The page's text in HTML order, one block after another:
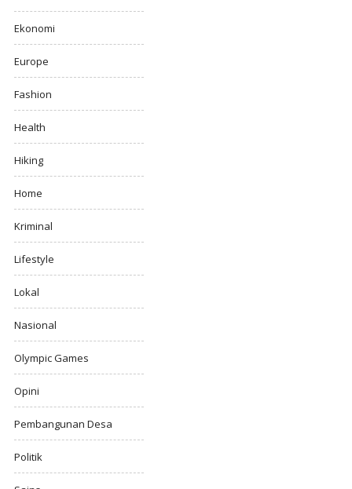
Ekonomi
Europe
Fashion
Health
Hiking
Home
Kriminal
Lifestyle
Lokal
Nasional
Olympic Games
Opini
Pembangunan Desa
Politik